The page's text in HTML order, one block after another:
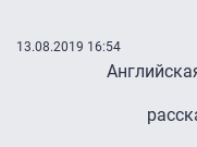
13.08.2019 16:54